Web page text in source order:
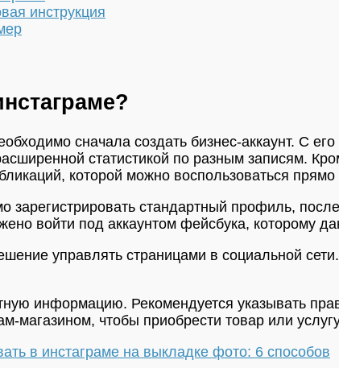
инструкция
сначала создать бизнес-аккаунт. С
статистикой по разным записям.
которой можно воспользоваться
зарегистрировать стандартный профиль,
войти под аккаунтом фейсбука, которому
управлять страницами в социальной
информацию. Рекомендуется указывать
магазином, чтобы приобрести товар или
в инстаграме на выкладке фото: 6 способов